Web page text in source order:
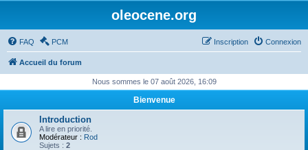
oleocene.org
FAQ PCM Connexion
Inscription
Accueil du forum
Nous sommes le 07 août 2026, 16:09
Bienvenue
Introduction
A lire en priorité.
Modérateur : Rod
Sujets : 2